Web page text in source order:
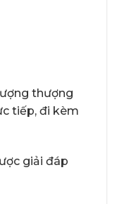
thượng
tiếp, đi kèm
giải đáp